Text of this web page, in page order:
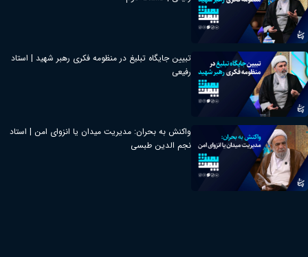
تبیین جایگاه تبلیغ در منظومه فکری رهبر شهید | استاد
رفیعی
واکنش به بحران: مدیریت میدان یا انزوای امن | استاد
نجم الدین طبسی